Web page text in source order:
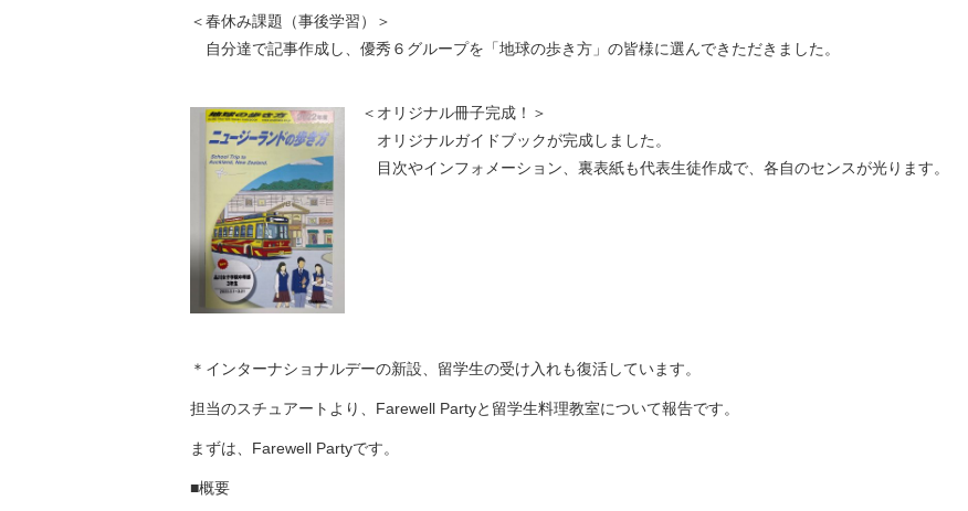
＜春休み課題（事後学習）＞
自分達で記事作成し、優秀６グループを「地球の歩き方」の皆様に選んできただきました。
＜オリジナル冊子完成！＞
オリジナルガイドブックが完成しました。
目次やインフォメーション、裏表紙も代表生徒作成で、各自のセンスが光ります。
＊インターナショナルデーの新設、留学生の受け入れも復活しています。
担当のスチュアートより、Farewell Partyと留学生料理教室について報告です。
まずは、Farewell Partyです。
■概要